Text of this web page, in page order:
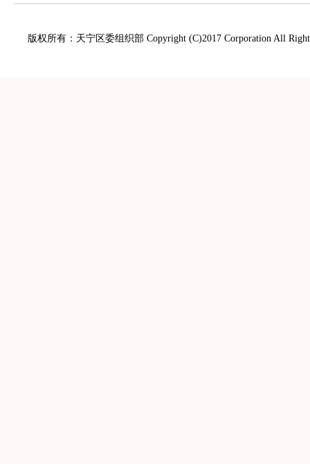
版权所有：天宁区委组织部 Copyright (C)2017 Corporation All